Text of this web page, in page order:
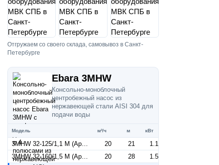
Отгружаем со своего склада, самовывоз в Санкт-
Петербурге
Ebara 3MHW
Консольно-моноблочный
центробежный насос из
нержавеющей стали AISI 304 для
подачи воды
Модель м³/ч м кВт
3MHW 32-125/1,1 M (Артикул 1300209200) 20 21
1.1
3MHW 32-160/1,5 M (Артикул 1300209500)
20 28
1.5